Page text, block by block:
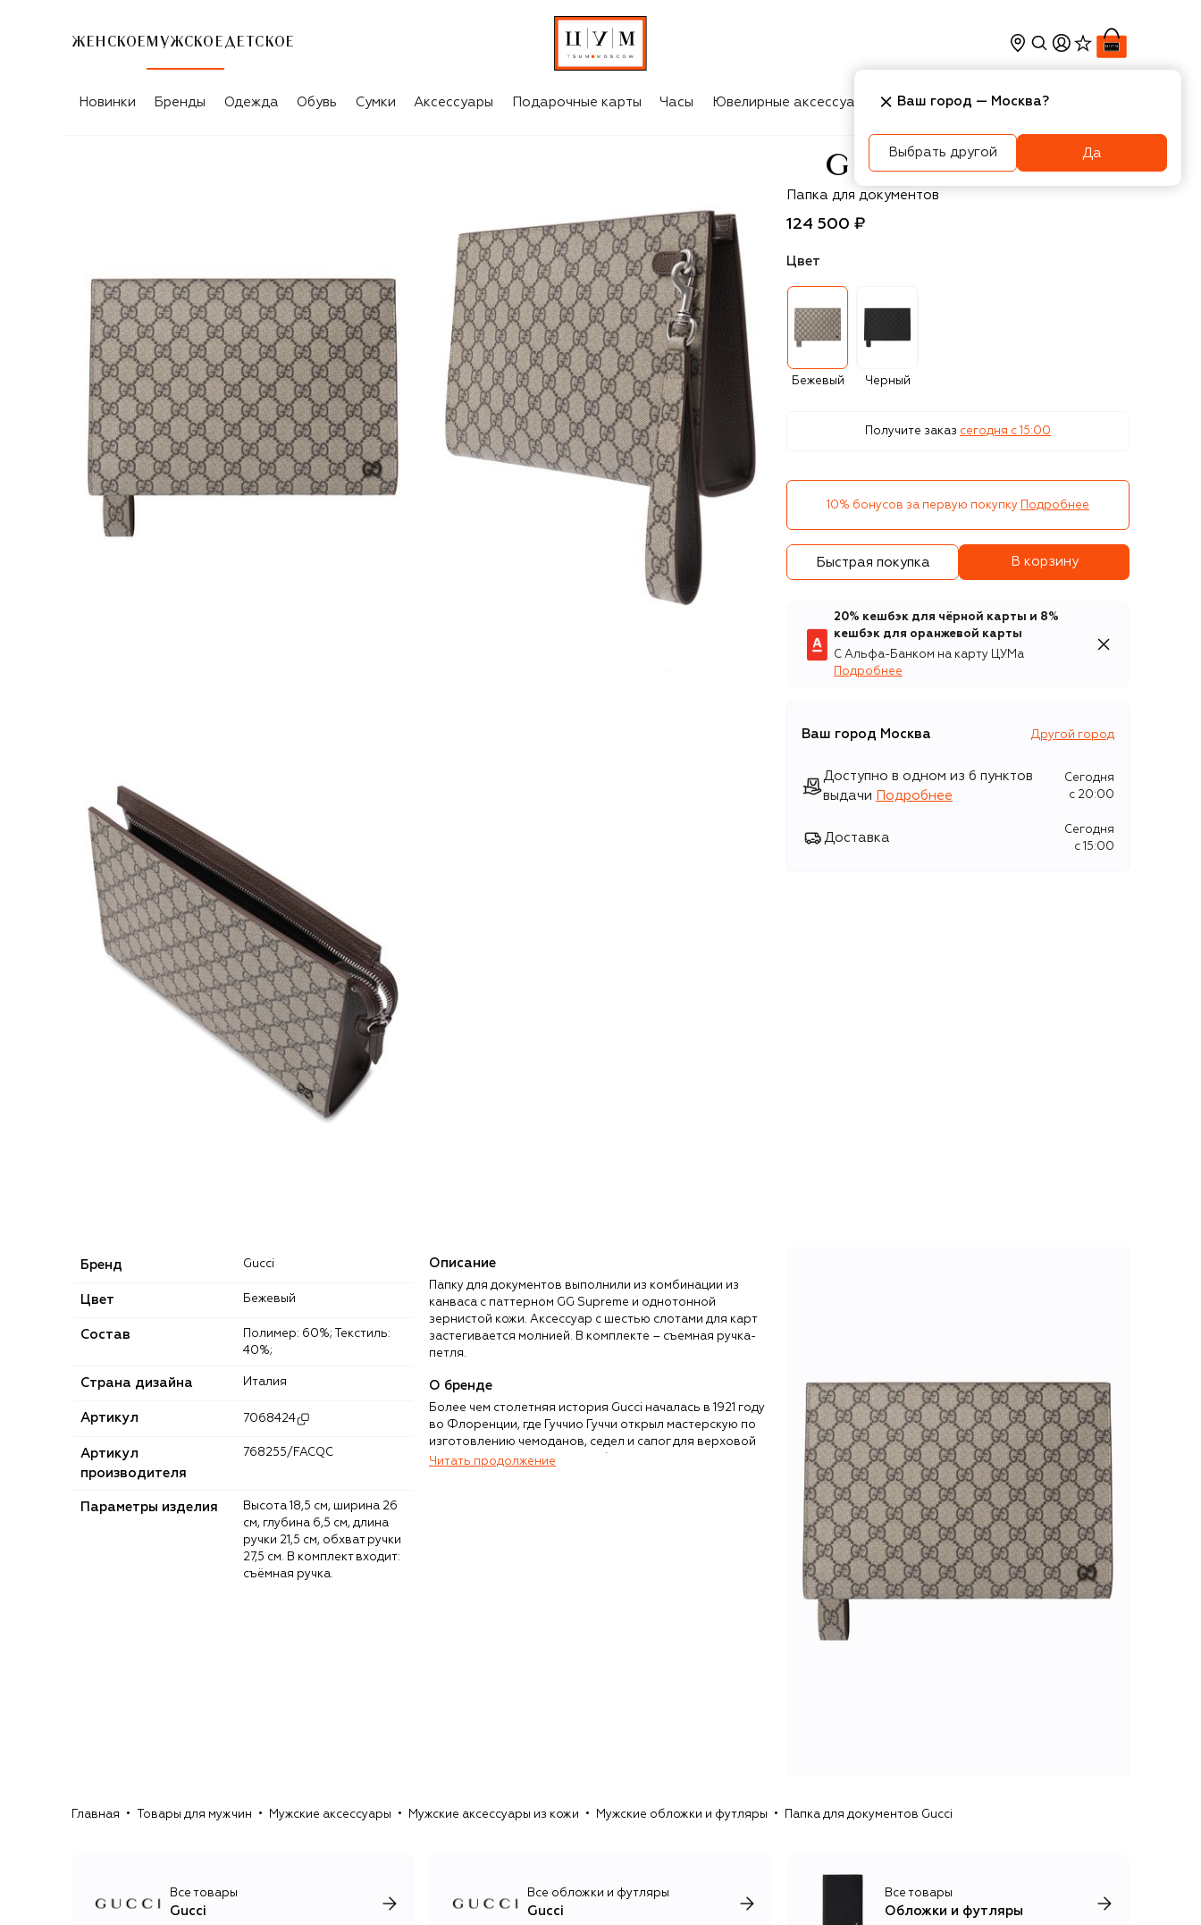
ЖЕНСКОЕ МУЖСКОЕ ДЕТСКОЕ
Новинки Бренды Одежда Обувь Сумки Аксессуары Подарочные карты Часы Ювелирные аксессуары Косметика Интерьер
Gucci
Папка для документов
124 500 ₽
Цвет
Бежевый Черный
Получите заказ сегодня c 15:00
10% бонусов за первую покупку Подробнее
Быстрая покупка В корзину
20% кешбэк для чёрной карты и 8%
кешбэк для оранжевой карты
С Альфа-Банком на карту ЦУМа
Подробнее
Ваш город Москва Другой город
Доступно в одном из 6 пунктов
выдачи
Подробнее
Сегодня
c 20:00
Доставка
Сегодня
c 15:00
Бренд Gucci
Цвет Бежевый
Состав
40%;
Страна дизайна Италия
Артикул 7068424
Артикул
производителя
768255/FACQC
Параметры изделия
Высота 18,5 см, ширина 26
см, глубина 6,5 см, длина
ручки 21,5 см, обхват ручки
27,5 см. В комплект входит:
съёмная ручка.
Описание
Папку для документов выполнили из комбинации из
канваса с паттерном GG Supreme и однотонной
зернистой кожи. Аксессуар с шестью слотами для карт
застегивается молнией. В комплекте – съемная ручка-
петля.
О бренде
Более чем столетняя история Gucci началась в 1921 году
во Флоренции, где Гуччио Гуччи открыл мастерскую по
изготовлению чемоданов, седел и сапог для верховой
езды. Высокое мастерство и бескомпромиссное
развития, что никак не влияет на выпуск основных
директором бренда был назначен Демна Гвасалия.
Читать продолжение
Главная Товары для мужчин Мужские аксессуары Мужские аксессуары из кожи Мужские обложки и футляры Папка для документов Gucci
Все товары
Gucci
Все обложки и футляры
Gucci
Все товары
Обложки и футляры
Ваш город — Москва?
Выбрать другой Да